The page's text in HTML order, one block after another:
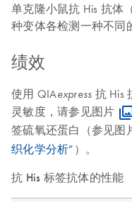
单克隆小鼠抗 His 抗体
种变体各检测一种不同
绩效
使用 QIAexpress 抗 His
灵敏度，请参见图片
签硫氧还蛋白（参见图
织化学分析” ）。
抗 His 标签抗体的性能